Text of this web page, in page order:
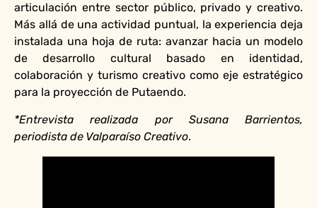
articulación entre sector público, privado y creativo.
Más allá de una actividad puntual, la experiencia deja
instalada una hoja de ruta: avanzar hacia un modelo
de desarrollo cultural basado en identidad,
colaboración y turismo creativo como eje estratégico
para la proyección de Putaendo.
*Entrevista realizada por Susana Barrientos,
periodista de Valparaíso Creativo.